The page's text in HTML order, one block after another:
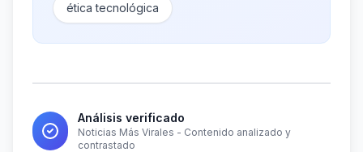
ética tecnológica
Análisis verificado
Noticias Más Virales - Contenido analizado y
contrastado